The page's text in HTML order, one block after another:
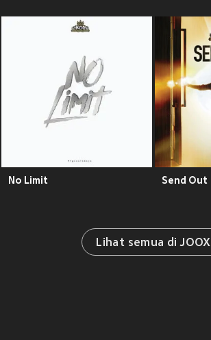
No Limit Send Out
Lihat semua di JOOX